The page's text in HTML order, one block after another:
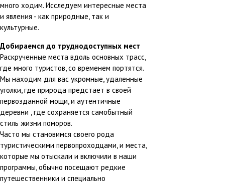
много ходим. Исследуем интересные места
и явления - как природные, так и
культурные.
Добираемся до труднодоступных мест
Раскрученные места вдоль основных трасс,
где много туристов, со временем портятся.
Мы находим для вас укромные, удаленные
уголки, где природа предстает в своей
первозданной мощи, и аутентичные
деревни , где сохраняется самобытный
стиль жизни поморов.
Часто мы становимся своего рода
туристическими первопроходцами, и места,
которые мы отыскали и включили в наши
программы, обычно посещают редкие
путешественники и специально